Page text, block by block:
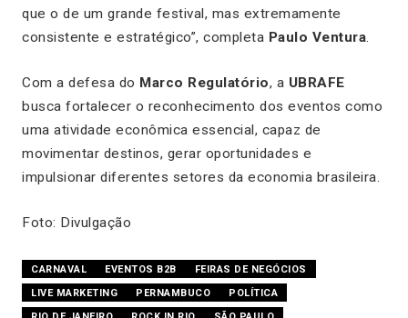
que o de um grande festival, mas extremamente
consistente e estratégico”, completa Paulo Ventura.
Com a defesa do Marco Regulatório, a UBRAFE
busca fortalecer o reconhecimento dos eventos como
uma atividade econômica essencial, capaz de
movimentar destinos, gerar oportunidades e
impulsionar diferentes setores da economia brasileira.
Foto: Divulgação
CARNAVAL EVENTOS B2B
FEIRAS DE NEGÓCIOS
LIVE MARKETING
PERNAMBUCO
POLÍTICA